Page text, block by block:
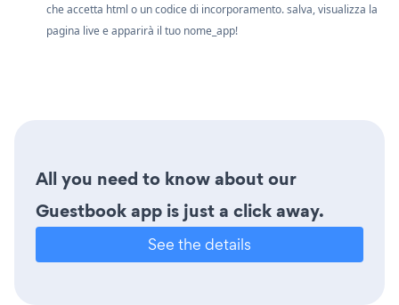
che accetta html o un codice di incorporamento. salva, visualizza la
pagina live e apparirà il tuo nome_app!
All you need to know about our
Guestbook app is just a click away.
See the details